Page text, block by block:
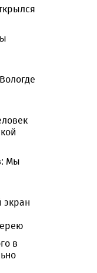
Мы
в